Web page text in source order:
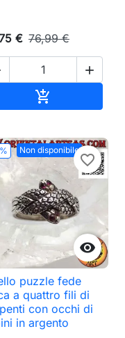
€ 76,99 €


Non disponibile

favorite_border
puzzle fede
a quattro fili di
con occhi di
in argento